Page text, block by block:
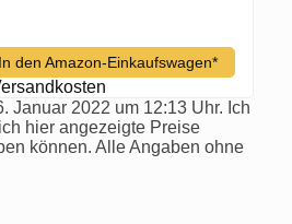
In den Amazon-Einkaufswagen*
Januar 2022 um 12:13 Uhr. Ich
hier angezeigte Preise
können. Alle Angaben ohne